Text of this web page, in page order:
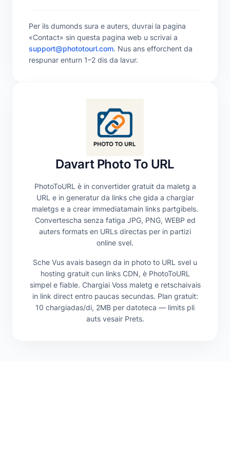
Per ils dumonds sura e auters, duvrai la pagina
«Contact» sin questa pagina web u scrivai a
support@phototourl.com. Nus ans efforchent da
respunar enturn 1–2 dis da lavur.
Davart Photo To URL
PhotoToURL è in convertider gratuit da maletg a
URL e in generatur da links che gida a chargiar
maletgs e a crear immediatamain links partgibels.
Convertescha senza fatiga JPG, PNG, WEBP ed
auters formats en URLs directas per in partizi
online svel.
Sche Vus avais basegn da in photo to URL svel u
hosting gratuit cun links CDN, è PhotoToURL
simpel e fiable. Chargiai Voss maletg e retschaivais
in link direct entro paucas secundas. Plan gratuit:
10 chargiadas/di, 2MB per datoteca — limits pli
auts vesair Prets.